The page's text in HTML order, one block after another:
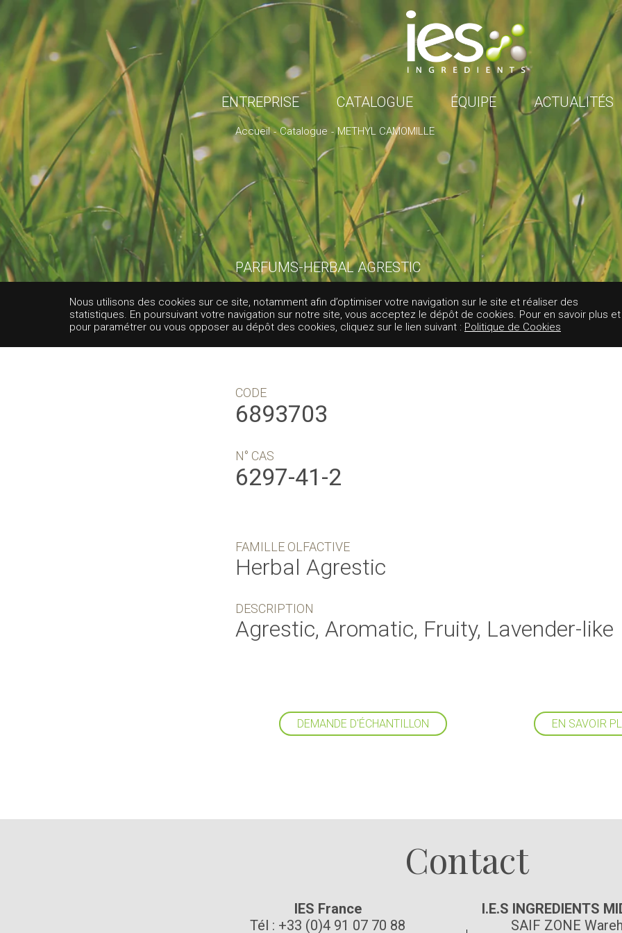
ENTREPRISE CATALOGUE ÉQUIPE ACTUALITÉS
Accueil Catalogue METHYL CAMOMILLE
PARFUMS-HERBAL AGRESTIC
METHYL CAMOMILLE
Nous utilisons des cookies sur ce site, notamment afin d’optimiser votre navigation sur le site et réaliser des
statistiques. En poursuivant votre navigation sur notre site, vous acceptez le dépôt de cookies. Pour en savoir plus et
pour paramétrer ou vous opposer au dépôt des cookies, cliquez sur le lien suivant : Politique de Cookies
CODE
6893703
N° CAS
6297-41-2
FAMILLE OLFACTIVE
Herbal Agrestic
DESCRIPTION
Agrestic, Aromatic, Fruity, Lavender-like
DEMANDE D'ÉCHANTILLON EN SAVOIR
Contact
IES France
Tél : +33 (0)4 91 07 70 88
I.E.S INGREDIENTS
SAIF ZONE